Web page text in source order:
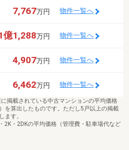
7,767万円 物件一覧へ
億1,288万円 物件一覧へ
4,907万円 物件一覧へ
6,462万円 物件一覧へ
掲載されている中古マンションの平均価格
を算出したものです。ただし5戸以上の掲載
ます。
2K・2DKの平均価格（管理費・駐車場代など